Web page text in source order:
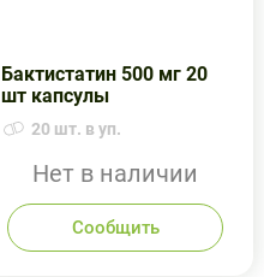
Бактистатин 500 мг 20
шт капсулы
20 шт. в уп.
Нет в наличии
Сообщить